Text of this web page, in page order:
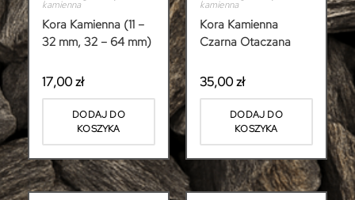
kamienna
Kora Kamienna (11 –
32 mm, 32 – 64 mm)
17,00zł
DODAJ DO
KOSZYKA
kamienna
Kora Kamienna
Czarna Otaczana
35,00zł
DODAJ DO
KOSZYKA